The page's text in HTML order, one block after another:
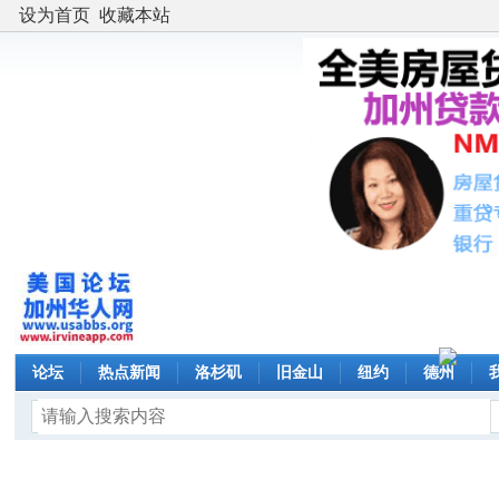
设为首页 收藏本站
论坛 热点新闻 洛杉矶 旧金山 纽约 德州